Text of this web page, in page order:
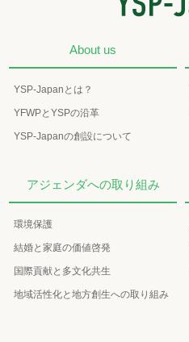
About us
YSP-Japanとは？
YFWPとYSPの沿革
YSP-Japanの創設について
アジェンダへの取り組み
環境保護
結婚と家庭の価値啓発
国際貢献と多文化共生
地域活性化と地方創生への取り組み